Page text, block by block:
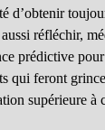
d’obtenir
réfléchir,
prédictive
feront
supérieure